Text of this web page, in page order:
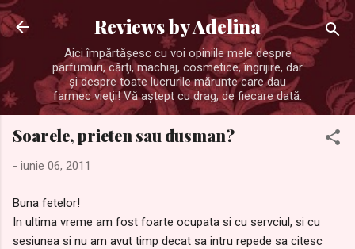
Treceți la conținutul principal
Reviews by Adelina
Aici împărtăşesc cu voi opiniile mele despre
parfumuri, cărţi, machiaj, cosmetice, îngrijire, dar
şi despre toate lucrurile mărunte care dau
farmec vieţii! Vă aştept cu drag, de fiecare dată.
Soarele, prieten sau dusman?
- iunie 06, 2011
Buna fetelor!
In ultima vreme am fost foarte ocupata si cu servciul, si cu
sesiunea si nu am avut timp decat sa intru repede sa citesc